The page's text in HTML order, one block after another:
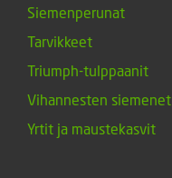
Siemenperunat
Tarvikkeet
Triumph-tulppaanit
Vihannesten siemenet
Yrtit ja maustekasvit